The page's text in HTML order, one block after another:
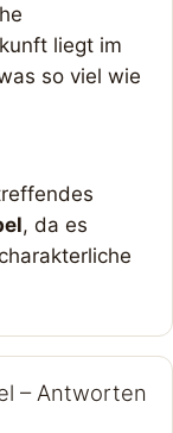
liegt im
so viel wie
, da es
– Antworten